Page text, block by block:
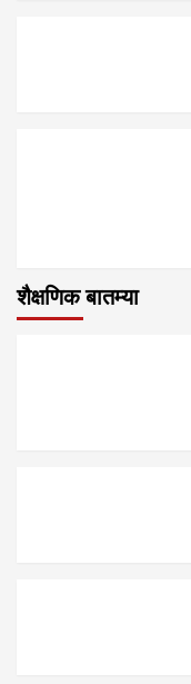
शैक्षणिक बातम्या